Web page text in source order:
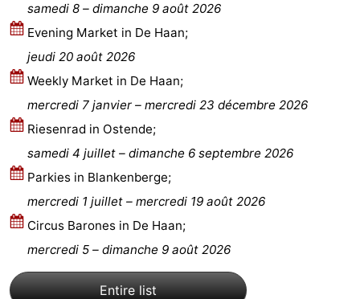
Middelkerke
-
Westende
Météo
samedi 8 –
dimanche 9 août 2026
Evening Market in De Haan;
jeudi 20 août 2026
Weekly Market in De Haan;
mercredi 7 janvier – mercredi 23 décembre 2026
Riesenrad in Ostende;
samedi 4 juillet –
dimanche 6 septembre 2026
Parkies in Blankenberge;
mercredi 1 juillet – mercredi 19 août 2026
Circus Barones in De Haan;
mercredi 5 – dimanche 9 août 2026
Entire list